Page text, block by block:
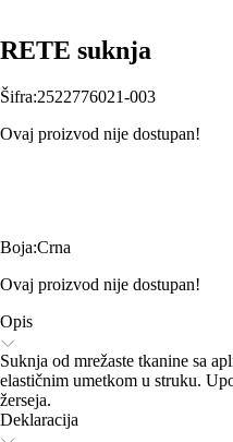
RETE suknja
Šifra:2522776021-003
Ovaj proizvod nije dostupan!
Boja:Crna
Ovaj proizvod nije dostupan!
Opis
Suknja od mrežaste tkanine sa
elastičnim umetkom u struku.
žerseja.
Deklaracija